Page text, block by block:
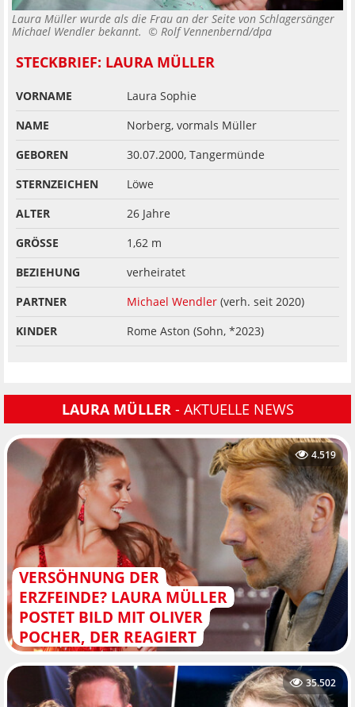
STECKBRIEF: LAURA MÜLLER
VORNAME
Laura Sophie
NAME
Norberg, vormals Müller
GEBOREN
30.07.2000, Tangermünde
STERNZEICHEN
Löwe
ALTER
26 Jahre
GRÖSSE
1,62 m
BEZIEHUNG
verheiratet
PARTNER
Michael Wendler (verh. seit 2020)
KINDER
Rome Aston (Sohn, *2023)
Laura Müller wurde als die Frau an der Seite von Schlagersänger
Michael Wendler bekannt. © Rolf Vennenbernd/dpa
LAURA MÜLLER - AKTUELLE NEWS
VERSÖHNUNG DER
ERZFEINDE? LAURA MÜLLER
POSTET BILD MIT OLIVER
POCHER, DER REAGIERT
4.519
35.502